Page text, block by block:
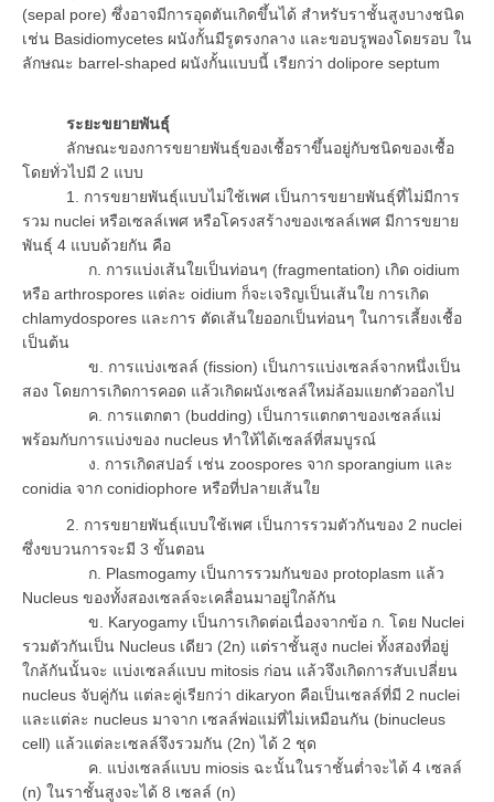
(sepal pore) ซึ่งอาจมีการอุดตันเกิดขึ้นได้ สำหรับราชั้นสูงบางชนิด
เช่น Basidiomycetes ผนังกั้นมีรูตรงกลาง และขอบรูพองโดยรอบ ใน
ลักษณะ barrel-shaped ผนังกั้นแบบนี้ เรียกว่า dolipore septum
ระยะขยายพันธุ์
ลักษณะของการขยายพันธุ์ของเชื้อราขึ้นอยู่กับชนิดของเชื้อ
โดยทั่วไปมี 2 แบบ
1. การขยายพันธุ์แบบไม่ใช้เพศ เป็นการขยายพันธุ์ที่ไม่มีการ
รวม nuclei หรือเซลล์เพศ หรือโครงสร้างของเซลล์เพศ มีการขยาย
พันธุ์ 4 แบบด้วยกัน คือ
ก. การแบ่งเส้นใยเป็นท่อนๆ (fragmentation) เกิด oidium
หรือ arthrospores แต่ละ oidium ก็จะเจริญเป็นเส้นใย การเกิด
chlamydospores และการ ตัดเส้นใยออกเป็นท่อนๆ ในการเลี้ยงเชื้อ
เป็นต้น
ข. การแบ่งเซลล์ (fission) เป็นการแบ่งเซลล์จากหนึ่งเป็น
สอง โดยการเกิดการคอด แล้วเกิดผนังเซลล์ใหม่ล้อมแยกตัวออกไป
ค. การแตกตา (budding) เป็นการแตกตาของเซลล์แม่
พร้อมกับการแบ่งของ nucleus ทำให้ได้เซลล์ที่สมบูรณ์
ง. การเกิดสปอร์ เช่น zoospores จาก sporangium และ
conidia จาก conidiophore หรือที่ปลายเส้นใย
2. การขยายพันธุ์แบบใช้เพศ เป็นการรวมตัวกันของ 2 nuclei
ซึ่งขบวนการจะมี 3 ขั้นตอน
ก. Plasmogamy เป็นการรวมกันของ protoplasm แล้ว
Nucleus ของทั้งสองเซลล์จะเคลื่อนมาอยู่ใกล้กัน
ข. Karyogamy เป็นการเกิดต่อเนื่องจากข้อ ก. โดย Nuclei
รวมตัวกันเป็น Nucleus เดียว (2n) แต่ราชั้นสูง nuclei ทั้งสองที่อยู่
ใกล้กันนั้นจะ แบ่งเซลล์แบบ mitosis ก่อน แล้วจึงเกิดการสับเปลี่ยน
nucleus จับคู่กัน แต่ละคู่เรียกว่า dikaryon คือเป็นเซลล์ที่มี 2 nuclei
และแต่ละ nucleus มาจาก เซลล์พ่อแม่ที่ไม่เหมือนกัน (binucleus
cell) แล้วแต่ละเซลล์จึงรวมกัน (2n) ได้ 2 ชุด
ค. แบ่งเซลล์แบบ miosis ฉะนั้นในราชั้นต่ำจะได้ 4 เซลล์
(n) ในราชั้นสูงจะได้ 8 เซลล์ (n)